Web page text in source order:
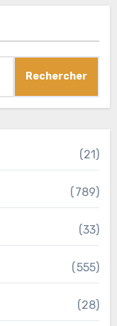
Rechercher
(21)
(789)
(33)
(555)
(28)